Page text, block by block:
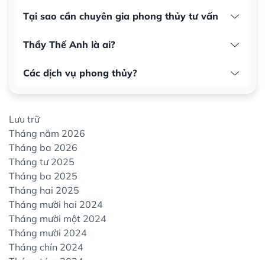
Tại sao cần chuyên gia phong thủy tư vấn
Thầy Thế Anh là ai?
Các dịch vụ phong thủy?
Lưu trữ
Tháng năm 2026
Tháng ba 2026
Tháng tư 2025
Tháng ba 2025
Tháng hai 2025
Tháng mười hai 2024
Tháng mười một 2024
Tháng mười 2024
Tháng chín 2024